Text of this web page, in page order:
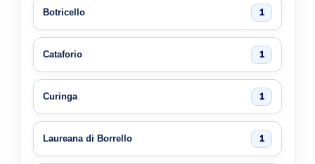
Botricello 1
Cataforio 1
Curinga 1
Laureana di Borrello 1